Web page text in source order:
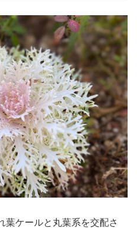
葉ケールと丸葉系を交配さ